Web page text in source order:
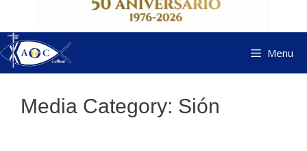
Menu
Media Category: Sión